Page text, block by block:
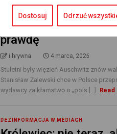
Dostosuj Odrzuć
Stulatek z
prawdę
i.hrywna 4 marca, 2026
Stuletni były więzień Auschwitz znów
Stanisław Zalewski chce w Polsce
wydawcy za kłamstwo o „pols [...]
DEZINFORMACJA W MEDIACH